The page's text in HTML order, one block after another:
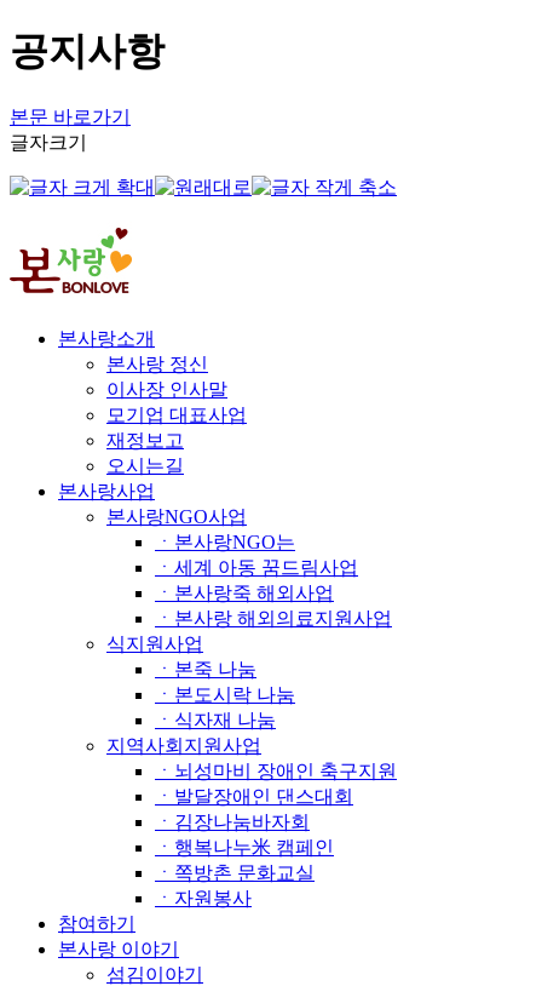
공지사항
본문 바로가기
글자크기
본사랑소개
본사랑 정신
이사장 인사말
모기업 대표사업
재정보고
오시는길
본사랑사업
본사랑NGO사업
ㆍ본사랑NGO는
ㆍ세계 아동 꿈드림사업
ㆍ본사랑죽 해외사업
ㆍ본사랑 해외의료지원사업
식지원사업
ㆍ본죽 나눔
ㆍ본도시락 나눔
ㆍ식자재 나눔
지역사회지원사업
ㆍ뇌성마비 장애인 축구지원
ㆍ발달장애인 댄스대회
ㆍ김장나눔바자회
ㆍ행복나누米 캠페인
ㆍ쪽방촌 문화교실
ㆍ자원봉사
참여하기
본사랑 이야기
섬김이야기